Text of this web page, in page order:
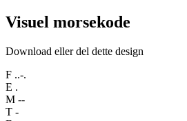
Visuel morsekode
Download eller del dette design
F ..-.
E .
M --
T -